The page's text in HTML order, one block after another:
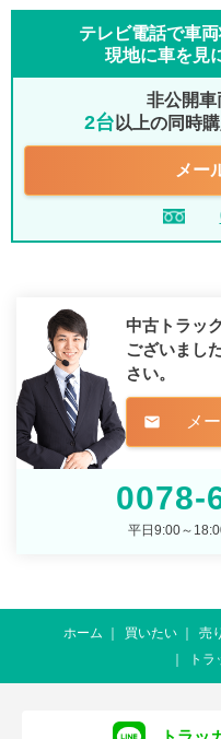
テレビ電話で車
現地に車を見
非公開車
2台 以上の同時
メー
中古トラッ
ございました
さい。
mail メ
0078-
平日9:00～
ホーム 買いたい 売
ト